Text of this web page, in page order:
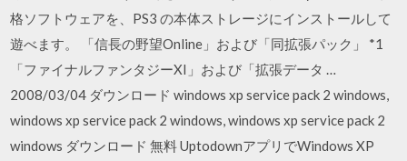
格ソフトウェアを、PS3 の本体ストレージにインストールして
遊べます。 「信長の野望Online」および「同拡張パック」 *1
「ファイナルファンタジーXI」および「拡張データ …
2008/03/04 ダウンロード windows xp service pack 2 windows,
windows xp service pack 2 windows, windows xp service pack 2
windows ダウンロード 無料 UptodownアプリでWindows XP